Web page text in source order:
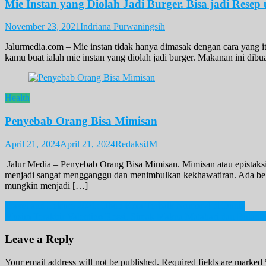
Mie Instan yang Diolah Jadi Burger. Bisa jadi
November 23, 2021Indriana Purwaningsih
Jalurmedia.com – Mie instan tidak hanya dimasak dengan cara
kamu buat ialah mie instan yang diolah jadi burger. Makanan ini
Health
Penyebab Orang Bisa Mimisan
April 21, 2024April 21, 2024RedaksiJM
Jalur Media – Penyebab Orang Bisa Mimisan. Mimisan atau
menjadi sangat mengganggu dan menimbulkan kekhawatiran. Ada
mungkin menjadi […]
Post
navigation
Leave a Reply
Your email address will not be published. Required fields are marked